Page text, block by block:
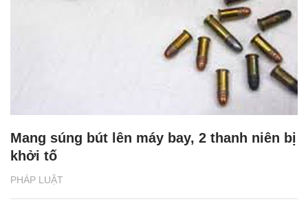
PHÁP LUẬT
Mang súng bút lên máy bay, 2 thanh niên bị
khởi tố